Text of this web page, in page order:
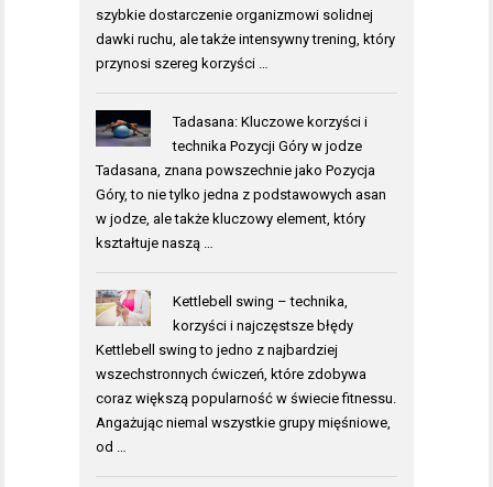
szybkie dostarczenie organizmowi solidnej
dawki ruchu, ale także intensywny trening, który
przynosi szereg korzyści …
Tadasana: Kluczowe korzyści i
technika Pozycji Góry w jodze
Tadasana, znana powszechnie jako Pozycja
Góry, to nie tylko jedna z podstawowych asan
w jodze, ale także kluczowy element, który
kształtuje naszą …
Kettlebell swing – technika,
korzyści i najczęstsze błędy
Kettlebell swing to jedno z najbardziej
wszechstronnych ćwiczeń, które zdobywa
coraz większą popularność w świecie fitnessu.
Angażując niemal wszystkie grupy mięśniowe,
od …